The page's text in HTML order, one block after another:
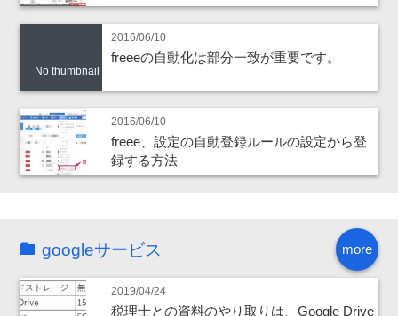
No thumbnail
2016/06/10
freeeの自動化は部分一致が重要です。
2016/06/10
freee、設定の自動登録ルールの設定から登
録する方法
more
googleサービス
2019/04/24
税理士との資料のやり取りは、Google Drive